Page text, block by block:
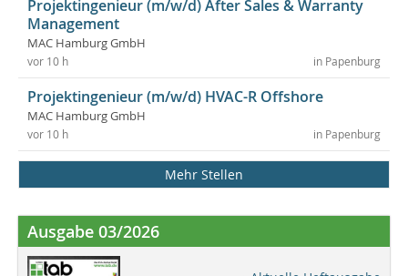
Projektingenieur (m/w/d) After Sales & Warranty
Management
MAC Hamburg GmbH
in Papenburg
vor 10 h
Projektingenieur (m/w/d) HVAC-R Offshore
MAC Hamburg GmbH
in Papenburg
vor 10 h
Mehr Stellen
Ausgabe 03/2026